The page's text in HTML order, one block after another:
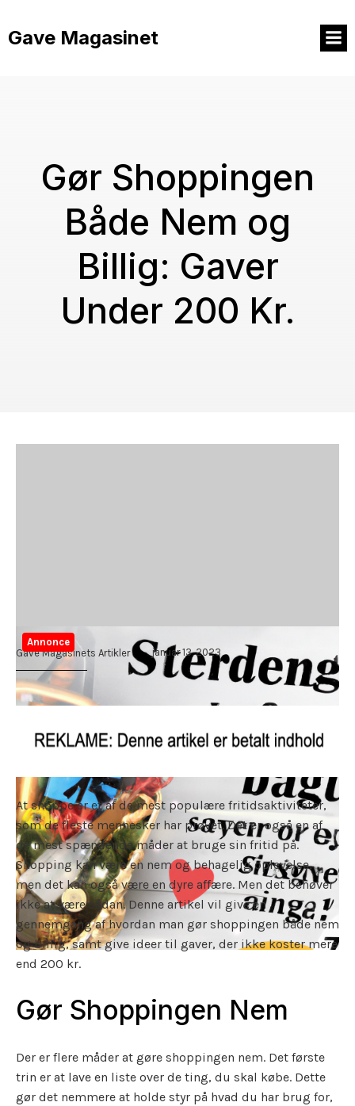
indhold
Gave Magasinet
Gør Shoppingen
Både Nem og
Billig: Gaver
Under 200 Kr.
Annonce
Gave Magasinets Artikler
januar 13, 2023
At shoppe er et af de mest populære fritidsaktiviteter,
som de fleste mennesker har prøvet. Det er også en af
de mest spændende måder at bruge sin fritid på.
Shopping kan være en nem og behagelig oplevelse,
men det kan også være en dyre affære. Men det behøver
ikke at være sådan. Denne artikel vil give en
gennemgang af hvordan man gør shoppingen både nem
og billig, samt give ideer til gaver, der ikke koster mere
end 200 kr.
Gør Shoppingen Nem
Der er flere måder at gøre shoppingen nem. Det første
trin er at lave en liste over de ting, du skal købe. Dette
gør det nemmere at holde styr på hvad du har brug for,